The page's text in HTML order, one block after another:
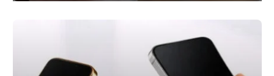
suo importante studio sulle tendenze della post-lavorazione
dopo l’ultima uscita nel 2022. Il rapporto evidenzia una
crescente attenzione verso sostenibilità, sicurezza e…
CONTINUA A LEGGERE